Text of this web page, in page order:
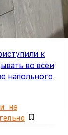
к
во всем
напольного
на